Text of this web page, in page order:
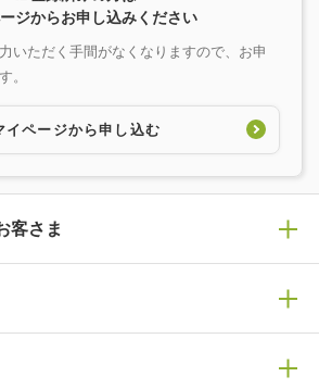
ジからお申し込みください
いただく手間がなくなりますので、お申
。
イページから申し込む
客さま
いる方はチェック！